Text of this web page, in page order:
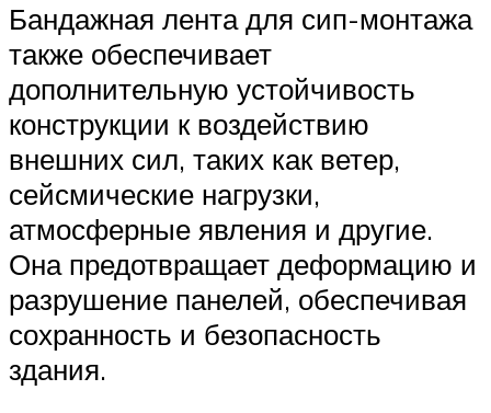
Бандажная лента для сип-монтажа
также обеспечивает
дополнительную устойчивость
конструкции к воздействию
внешних сил, таких как ветер,
сейсмические нагрузки,
атмосферные явления и другие.
Она предотвращает деформацию и
разрушение панелей, обеспечивая
сохранность и безопасность
здания.